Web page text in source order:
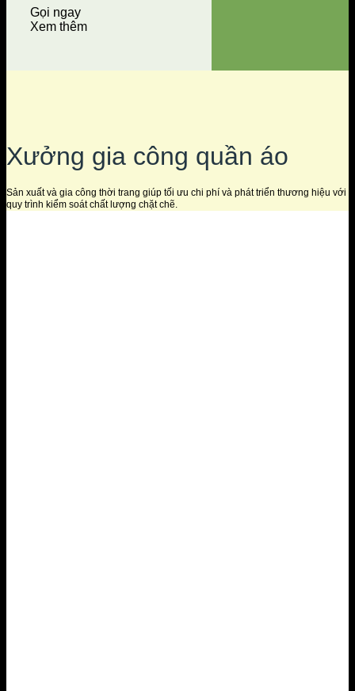
Gọi ngay
Xem thêm
Xưởng gia công quần áo
Sản xuất và gia công thời trang giúp tối ưu chi phí và phát triển thương hiệu với
quy trình kiểm soát chất lượng chặt chẽ.